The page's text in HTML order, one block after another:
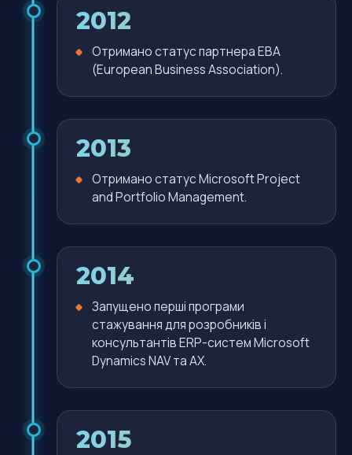
2012
Отримано статус партнера EBA
(European Business Association).
2013
Отримано статус Microsoft Project
and Portfolio Management.
2014
Запущено перші програми
стажування для розробників і
консультантів ERP-систем Microsoft
Dynamics NAV та AX.
2015